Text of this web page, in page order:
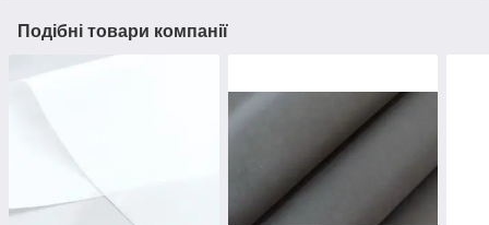
Подібні товари компанії